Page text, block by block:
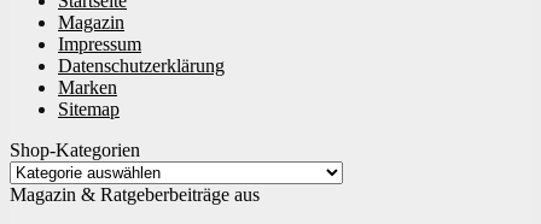
Magazin
Impressum
Datenschutzerklärung
Marken
Sitemap
Shop-Kategorien
Magazin & Ratgeberbeiträge aus